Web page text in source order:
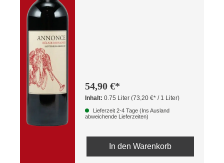
54,90 €*
Inhalt:0.75 Liter(73,20 €* / 1 Liter)
Lieferzeit 2-4 Tage (Ins Ausland
abweichende Lieferzeiten)
In den Warenkorb